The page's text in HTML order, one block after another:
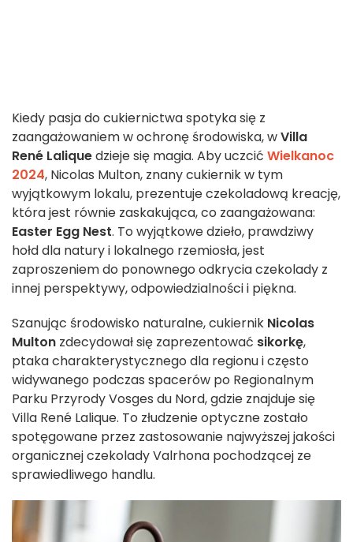
Kiedy pasja do cukiernictwa spotyka się z
zaangażowaniem w ochronę środowiska, wVilla
René Laliquedzieje się magia. Aby uczcić Wielkanoc
2024, Nicolas Multon, znany cukiernik w tym
wyjątkowym lokalu, prezentuje czekoladową kreację,
która jest równie zaskakująca, co zaangażowana:
Easter Egg Nest. To wyjątkowe dzieło, prawdziwy
hołd dla natury i lokalnego rzemiosła, jest
zaproszeniem do ponownego odkrycia czekolady z
innej perspektywy, odpowiedzialności i piękna.
Szanując środowisko naturalne, cukiernik Nicolas
Multon zdecydował się zaprezentować sikorkę,
ptaka charakterystycznego dla regionu i często
widywanego podczas spacerów po Regionalnym
Parku Przyrody Vosges du Nord, gdzie znajduje się
Villa René Lalique. To złudzenie optyczne zostało
spotęgowane przez zastosowanie najwyższej jakości
organicznej czekolady Valrhona pochodzącej ze
sprawiedliwego handlu.